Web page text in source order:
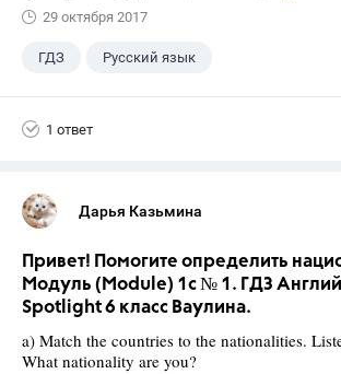
29 октября 2017
ГДЗ Русский язык
1 ответ
Дарья Казьмина
Привет! Помогите определить
Модуль (Module) 1c № 1. ГДЗ
Spotlight 6 класс Ваулина.
a) Match the countries to the nationalities.
What nationality are you?